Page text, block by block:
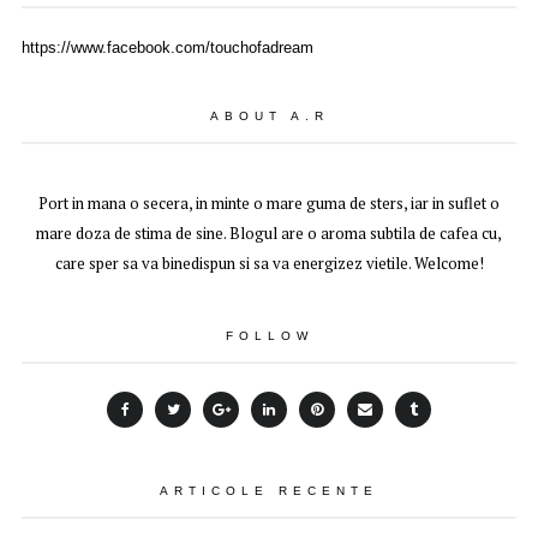
https://www.facebook.com/touchofadream
ABOUT A.R
Port in mana o secera, in minte o mare guma de sters, iar in suflet o
mare doza de stima de sine. Blogul are o aroma subtila de cafea cu,
care sper sa va binedispun si sa va energizez vietile. Welcome!
FOLLOW
ARTICOLE RECENTE